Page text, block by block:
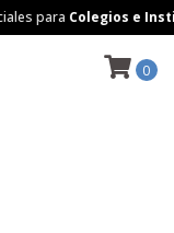
paraColegios e
0